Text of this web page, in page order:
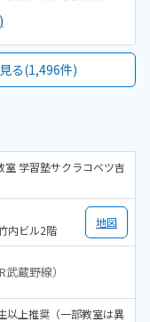
トを使った授業だっ
も良かったです。た
ではないと伺ったの
やすいと感じまし
すく、安心して通わせ
散しにくい工夫がさ
や高く感じますが、プ
額なのかなと思いまし
る(1,496件)
室 学習塾サクラコベツ吉
内ビル2階
地図
武蔵野線）
上推奨（一部教室は異